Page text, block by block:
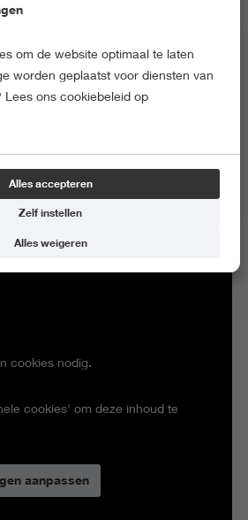
cookies nodig.
cookies' om deze inhoud te
aanpassen
om de website optimaal te laten
worden geplaatst voor diensten van
ons cookiebeleid op
Alles accepteren
Zelf instellen
Alles weigeren